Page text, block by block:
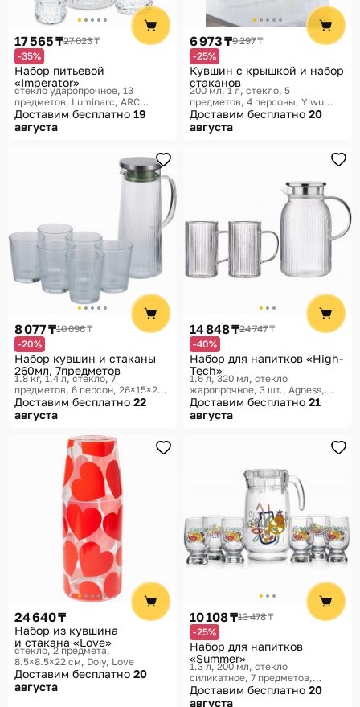
17 565 ₸27 023 ₸
-35%
Набор питьевой
«Imperator»
стекло ударопрочное, 13
предметов Luminarc, ARC
International, Imperator
Доставим бесплатно 19
августа
6 973 ₸9 297 ₸
-25%
Кувшин с крышкой и набор
стаканов
200 мл, 1 л, стекло, 5
предметов, 4 персоны Yiwu
Duomiao Goods Purchasing
Доставим бесплатно 20
августа
8 077 ₸10 096 ₸
-20%
Набор кувшин и стаканы
260мл, 7предметов
1.8 кг, 1.4 л, стекло, 7
предметов, 6 персон, 26×15×25
см Regent
Доставим бесплатно 22
августа
14 848 ₸24 747 ₸
-40%
Набор для напитков «High-
Tech»
1.6 л, 320 мл, стекло
жаропрочное, 3 шт. Agness,
High-Tech
Доставим бесплатно 21
августа
24 640 ₸
Набор из кувшина
и стакана «Love»
стекло, 2 предмета,
8.5×8.5×22 см Doiy, Love
Доставим бесплатно 20
августа
10 108 ₸13 478 ₸
-25%
Набор для напитков
«Summer»
1.3 л, 200 мл, стекло
силикатное, 7 предметов
Pasabahce, Summer
Доставим бесплатно 20
августа